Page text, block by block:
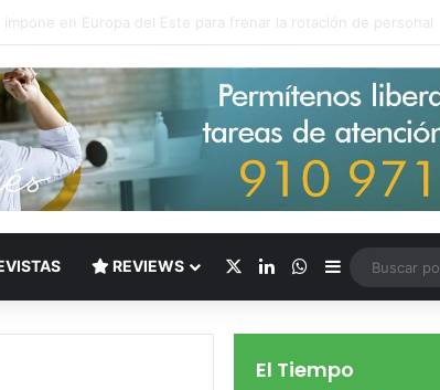
en Centroamérica dispara los salarios de entrada un 15%
REVIEWS LinkedInWhatsApp
Barra lateral
El Tiempo